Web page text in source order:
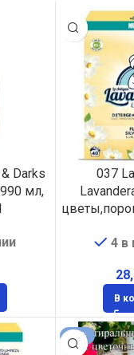
Darks
мл,
037
4 в
В
-10%